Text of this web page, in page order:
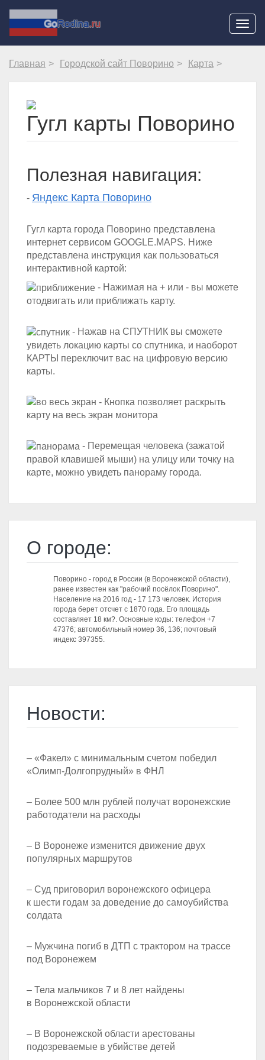
Главная Городской сайт Поворино Карта
Гугл карты Поворино
Полезная навигация:
- Яндекс Карта Поворино
Гугл карта города Поворино представлена
интернет сервисом GOOGLE.MAPS. Ниже
представлена инструкция как пользоваться
интерактивной картой:
- Нажимая на + или - вы можете
отодвигать или приближать карту.
- Нажав на СПУТНИК вы сможете
увидеть локацию карты со спутника, и наоборот
КАРТЫ переключит вас на цифровую версию
карты.
- Кнопка позволяет раскрыть
карту на весь экран монитора
- Перемещая человека (зажатой
правой клавишей мыши) на улицу или точку на
карте, можно увидеть панораму города.
О городе:
Поворино - город в России (в Воронежской области),
ранее известен как "рабочий посёлок Поворино".
Население на 2016 год - 17 173 человек. История
города берет отсчет с 1870 года. Его площадь
составляет 18 км?. Основные коды: телефон +7
47376; автомобильный номер 36, 136; почтовый
индекс 397355.
Новости:
– «Факел» с минимальным счетом победил
«Олимп-Долгопрудный» в ФНЛ
– Более 500 млн рублей получат воронежские
работодатели на расходы
– В Воронеже изменится движение двух
популярных маршрутов
– Суд приговорил воронежского офицера
к шести годам за доведение до самоубийства
солдата
– Мужчина погиб в ДТП с трактором на трассе
под Воронежем
– Тела мальчиков 7 и 8 лет найдены
в Воронежской области
– В Воронежской области арестованы
подозреваемые в убийстве детей